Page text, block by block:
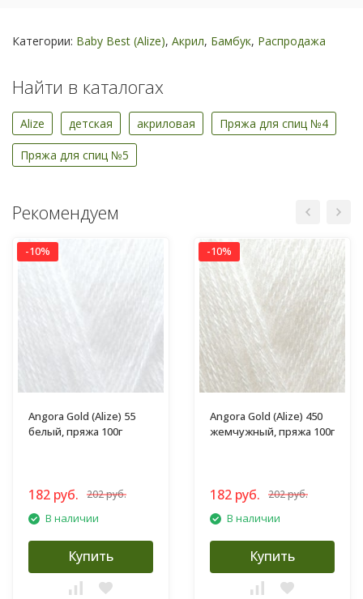
Категории: Baby Best (Alize), Акрил, Бамбук, Распродажа
Найти в каталогах
Alize детская акриловая Пряжа для спиц №4
Пряжа для спиц №5
Рекомендуем
-10%
Angora Gold (Alize) 55
белый, пряжа 100г
182 руб. 202 руб.
В наличии
Купить
-10%
Angora Gold (Alize) 450
жемчужный, пряжа 100г
182 руб. 202 руб.
В наличии
Купить